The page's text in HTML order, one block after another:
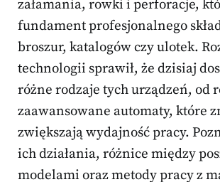
załamania, rowki i perforacje,
fundament profesjonalnego
broszur, katalogów czy ulotek.
technologii sprawił, że dzisiaj
różne rodzaje tych urządzeń, od
zaawansowane automaty, które
zwiększają wydajność pracy.
ich działania, różnice między
modelami oraz metody pracy z